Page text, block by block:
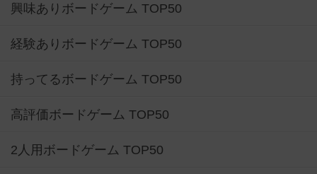
興味ありボードゲーム TOP50
経験ありボードゲーム TOP50
持ってるボードゲーム TOP50
高評価ボードゲーム TOP50
2人用ボードゲーム TOP50